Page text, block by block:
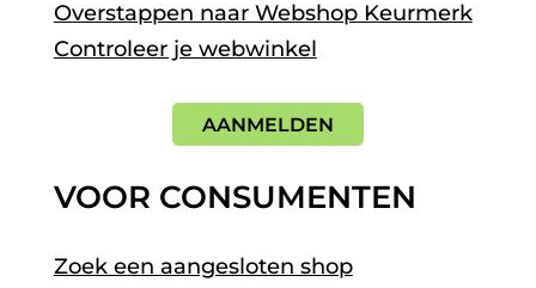
Overstappen naar Webshop Keurmerk
Controleer je webwinkel
AANMELDEN
VOOR CONSUMENTEN
Zoek een aangesloten shop